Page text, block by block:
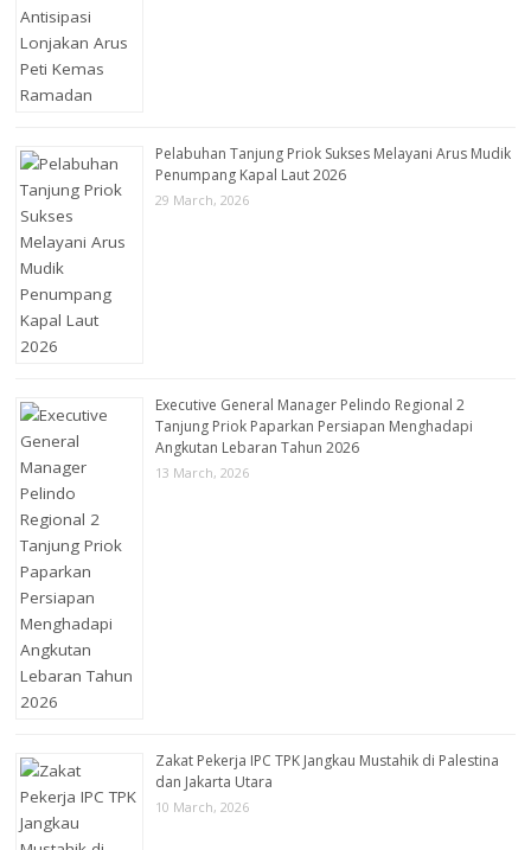
Pelabuhan Tanjung Priok Sukses Melayani Arus Mudik
Penumpang Kapal Laut 2026
29 March, 2026
Executive General Manager Pelindo Regional 2
Tanjung Priok Paparkan Persiapan Menghadapi
Angkutan Lebaran Tahun 2026
13 March, 2026
Zakat Pekerja IPC TPK Jangkau Mustahik di Palestina
dan Jakarta Utara
10 March, 2026